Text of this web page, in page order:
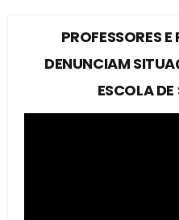
PROFESSORES
DENUNCIAM
ESCOLA